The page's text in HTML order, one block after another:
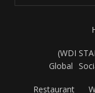
(WDI
Global
Restaurant